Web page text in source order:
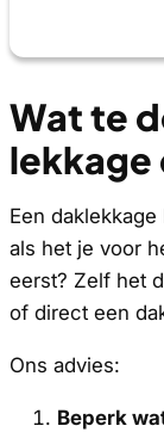
Wat te
lekkage
Een
als het je voor
eerst? Zelf het
of direct een
Ons advies:
Beperk